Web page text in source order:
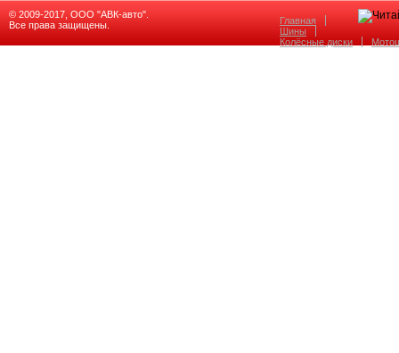
© 2009-2017, ООО "АВК-авто".
Все права защищены.
Главная
Шины
Колёсные диски